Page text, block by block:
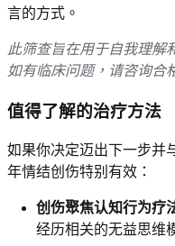
言的方式。
此筛查旨在用于自我理解
如有临床问题，请咨询合
值得了解的治疗方法
如果你决定迈出下一步并
年情结创伤特别有效：
创伤聚焦认知行为疗
经历相关的无益思维